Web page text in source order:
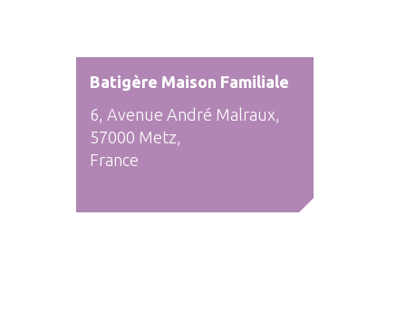
Batigère Maison Familiale
6, Avenue André Malraux,
57000 Metz,
France